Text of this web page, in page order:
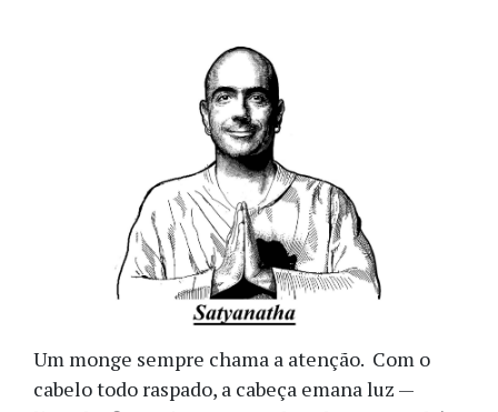
Um monge sempre chama a atenção. Com o
cabelo todo raspado, a cabeça emana luz —